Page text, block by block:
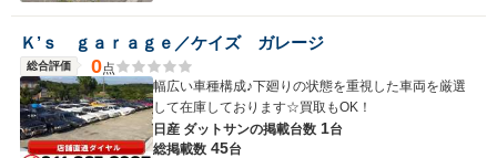
Ｋ’ｓ ｇａｒａｇｅ／ケイズ ガレージ
総合評価 0点
幅広い車種構成♪下廻りの状態を重視した車両を厳選
して在庫しております☆買取もOK！
日産 ダットサンの掲載台数 1台
総掲載数 45台